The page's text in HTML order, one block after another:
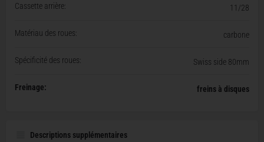
Cassette arrière: 11/28
Matériau des roues: carbone
Spécificité des roues: Swiss side 80mm
Freinage: freins à disques
Descriptions supplémentaires